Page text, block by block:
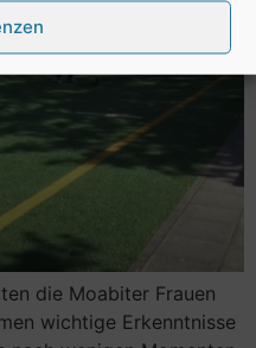
die Moabiter Frauen
wichtige Erkenntnisse